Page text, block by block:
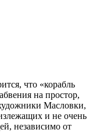
что «корабль
на простор,
Масловки,
и не очень
независимо от